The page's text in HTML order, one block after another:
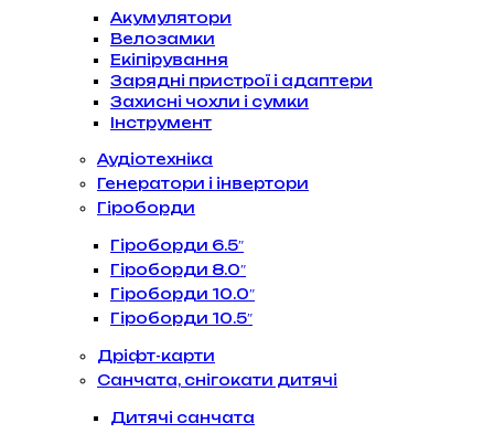
Акумулятори
Велозамки
Екіпірування
Зарядні пристрої і адаптери
Захисні чохли і сумки
Інструмент
Аудіотехніка
Генератори і інвертори
Гіроборди
Гіроборди 6.5″
Гіроборди 8.0″
Гіроборди 10.0″
Гіроборди 10.5″
Дріфт-карти
Санчата, снігокати дитячі
Дитячі санчата